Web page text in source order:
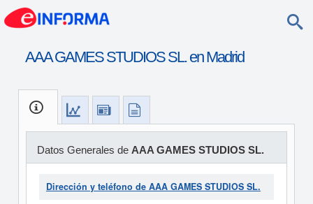
AAA GAMES STUDIOS SL. en Madrid
Datos Generales de AAA GAMES STUDIOS SL.
Dirección y teléfono de AAA GAMES STUDIOS SL.